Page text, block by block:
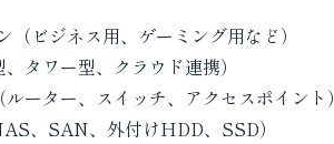
（ビジネス用、ゲーミング用など）
タワー型、クラウド連携）
ーター、スイッチ、アクセスポイント）
、SAN、外付けHDD、SSD）